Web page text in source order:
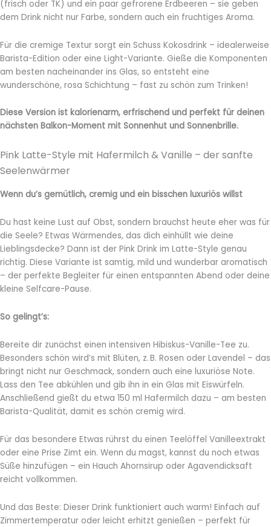
(frisch oder TK) und ein paar gefrorene Erdbeeren – sie geben
dem Drink nicht nur Farbe, sondern auch ein fruchtiges Aroma.
Für die cremige Textur sorgt ein Schuss Kokosdrink – idealerweise
Barista-Edition oder eine Light-Variante. Gieße die Komponenten
am besten nacheinander ins Glas, so entsteht eine
wunderschöne, rosa Schichtung – fast zu schön zum Trinken!
Diese Version ist kalorienarm, erfrischend und perfekt für deinen
nächsten Balkon-Moment mit Sonnenhut und Sonnenbrille.
Pink Latte-Style mit Hafermilch & Vanille – der sanfte
Seelenwärmer
Wenn du’s gemütlich, cremig und ein bisschen luxuriös willst
Du hast keine Lust auf Obst, sondern brauchst heute eher was für
die Seele? Etwas Wärmendes, das dich einhüllt wie deine
Lieblingsdecke? Dann ist der Pink Drink im Latte-Style genau
richtig. Diese Variante ist samtig, mild und wunderbar aromatisch
– der perfekte Begleiter für einen entspannten Abend oder deine
kleine Selfcare-Pause.
So gelingt’s:
Bereite dir zunächst einen intensiven Hibiskus-Vanille-Tee zu.
Besonders schön wird’s mit Blüten, z. B. Rosen oder Lavendel – das
bringt nicht nur Geschmack, sondern auch eine luxuriöse Note.
Lass den Tee abkühlen und gib ihn in ein Glas mit Eiswürfeln.
Anschließend gießt du etwa 150 ml Hafermilch dazu – am besten
Barista-Qualität, damit es schön cremig wird.
Für das besondere Etwas rührst du einen Teelöffel Vanilleextrakt
oder eine Prise Zimt ein. Wenn du magst, kannst du noch etwas
Süße hinzufügen – ein Hauch Ahornsirup oder Agavendicksaft
reicht vollkommen.
Und das Beste: Dieser Drink funktioniert auch warm! Einfach auf
Zimmertemperatur oder leicht erhitzt genießen – perfekt für